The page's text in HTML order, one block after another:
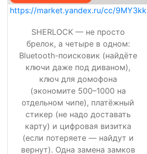
https://market.yandex.ru/cc/9MY3kk
SHERLOCK — не просто
брелок, а четыре в одном:
Bluetooth-поисковик (найдёте
ключи даже под диваном),
ключ для домофона
(экономите 500–1000 на
отдельном чипе), платёжный
стикер (не надо доставать
карту) и цифровая визитка
(если потеряете — найдут и
вернут). Одна замена замков